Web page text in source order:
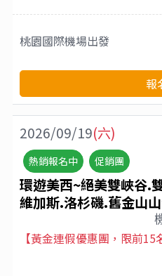
桃園國際機場出發
報
2026/09/19(六)
熱銷報名中 促銷團
環遊美西~絕美雙峽谷.
維加斯.洛杉磯.舊金山
【黃金連假優惠團，限前15